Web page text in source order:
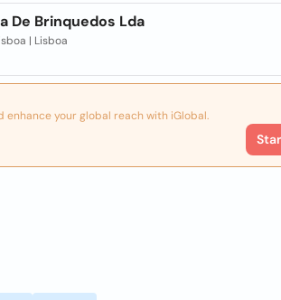
De Brinquedos Lda
| Lisboa
enhance your global reach with iGlobal.